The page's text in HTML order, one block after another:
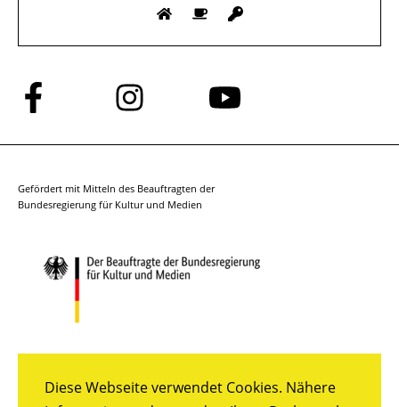
Diese Webseite verwendet Cookies. Nähere
Folge
uns
auf
Folge
uns
auf
Folge
auf
Gefördert mit Mitteln des Beauftragten der
Bundesregierung für Kultur und Medien